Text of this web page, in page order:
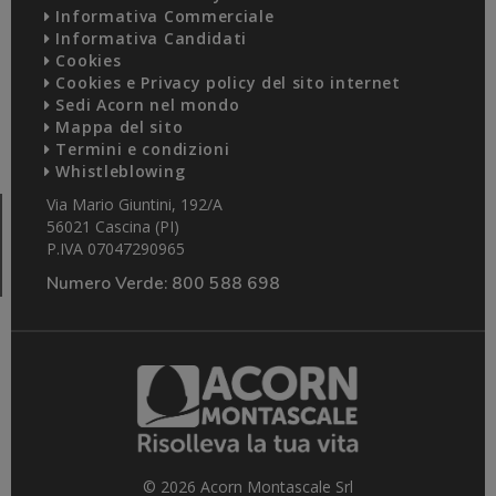
Informativa Commerciale
Informativa Candidati
Cookies
Cookies e Privacy policy del sito internet
Sedi Acorn nel mondo
Mappa del sito
Termini e condizioni
Whistleblowing
Via Mario Giuntini, 192/A
56021 Cascina (PI)
P.IVA 07047290965
Numero Verde: 800 588 698
© 2026 Acorn Montascale Srl